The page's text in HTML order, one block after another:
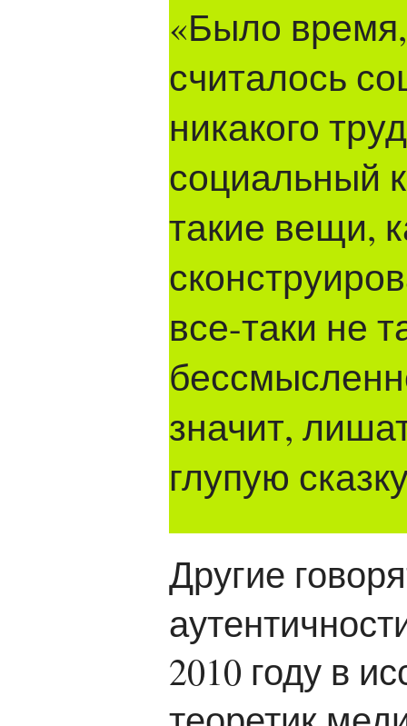
«Было
считалось
никакого
социальный
такие вещи,
все-таки не
значит,
глупую
Другие
2010 году в